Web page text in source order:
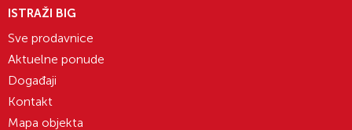
ISTRAŽI BIG
Sve prodavnice
Aktuelne ponude
Događaji
Kontakt
Mapa objekta